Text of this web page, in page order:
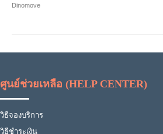
Dinomove
ศูนย์ช่วยเหลือ (HELP CENTER)
วิธีจองบริการ
วิธีชำระเงิน